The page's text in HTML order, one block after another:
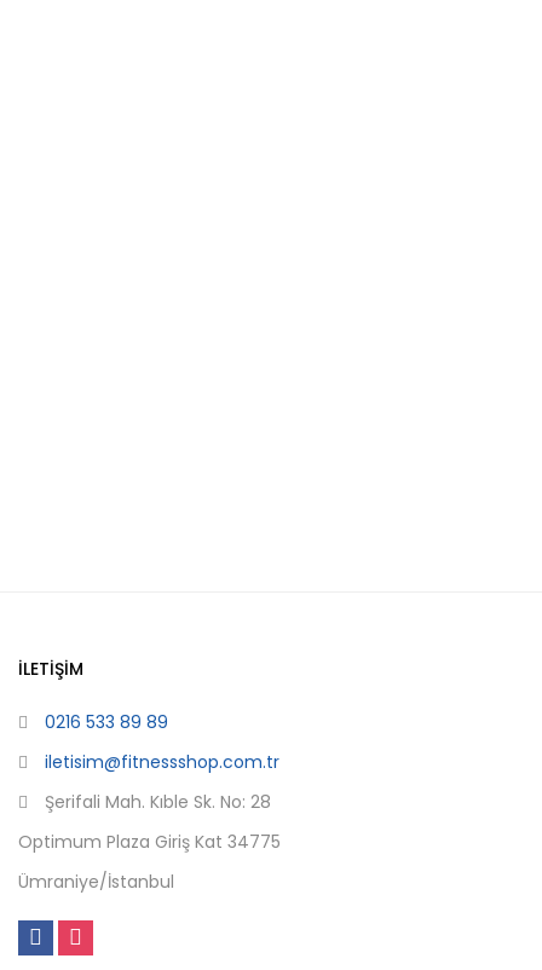
İLETIŞIM
0216 533 89 89
iletisim@fitnessshop.com.tr
Şerifali Mah. Kıble Sk. No: 28
Optimum Plaza Giriş Kat 34775
Ümraniye/İstanbul